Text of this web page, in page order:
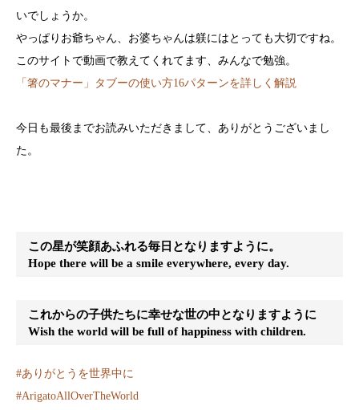
いでしょうか。
やっぱりお爺ちゃん、お婆ちゃんは躾にはとっても大切ですね。
このサイトで動画で教えてくれてます、みんなで勉強。
「箸のマナー」タブーの使い方16パターンを詳しく解説
今日も最後までお読みいただきまして、ありがとうございまし
た。
この星が笑顔あふれる毎日となりますように。
Hope there will be a smile everywhere, every day.
これからの子供たちに幸せな世の中となりますように
Wish the world will be full of happiness with children.
#ありがとうを世界中に
#ArigatoAllOverTheWorld